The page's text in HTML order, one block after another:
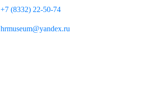
+7 (8332) 22-50-74
hrmuseum@yandex.ru